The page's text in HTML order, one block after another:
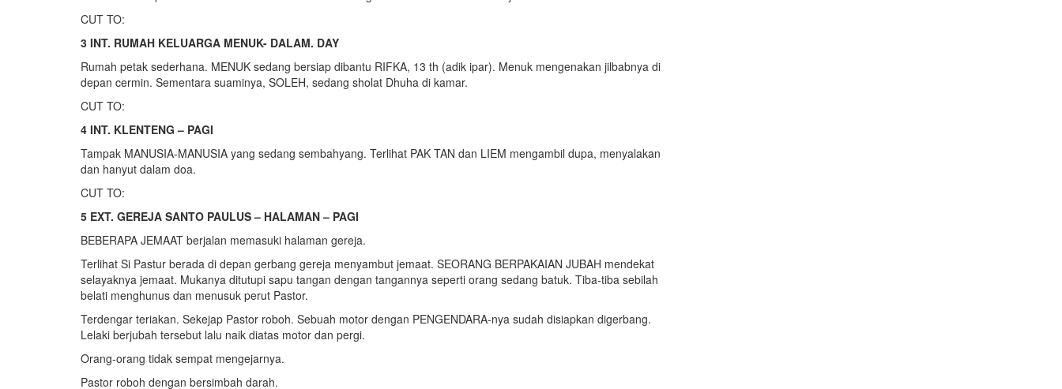
CUT TO:
3 INT. RUMAH KELUARGA MENUK- DALAM. DAY
Rumah petak sederhana. MENUK sedang bersiap dibantu RIFKA, 13 th (adik ipar). Menuk mengenakan jilbabnya di
depan cermin. Sementara suaminya, SOLEH, sedang sholat Dhuha di kamar.
CUT TO:
4 INT. KLENTENG – PAGI
Tampak MANUSIA-MANUSIA yang sedang sembahyang. Terlihat PAK TAN dan LIEM mengambil dupa, menyalakan
dan hanyut dalam doa.
CUT TO:
5 EXT. GEREJA SANTO PAULUS – HALAMAN – PAGI
BEBERAPA JEMAAT berjalan memasuki halaman gereja.
Terlihat Si Pastur berada di depan gerbang gereja menyambut jemaat. SEORANG BERPAKAIAN JUBAH mendekat
selayaknya jemaat. Mukanya ditutupi sapu tangan dengan tangannya seperti orang sedang batuk. Tiba-tiba sebilah
belati menghunus dan menusuk perut Pastor.
Terdengar teriakan. Sekejap Pastor roboh. Sebuah motor dengan PENGENDARA-nya sudah disiapkan digerbang.
Lelaki berjubah tersebut lalu naik diatas motor dan pergi.
Orang-orang tidak sempat mengejarnya.
Pastor roboh dengan bersimbah darah.